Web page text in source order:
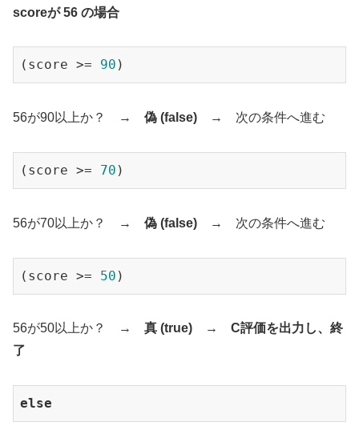
scoreが 56 の場合
(score >= 90 )
56が90以上か？ → 偽 (false) → 次の条件へ進む
(score >= 70 )
56が70以上か？ → 偽 (false) → 次の条件へ進む
(score >= 50 )
56が50以上か？ → 真 (true) → C評価を出力し、 終
了
else